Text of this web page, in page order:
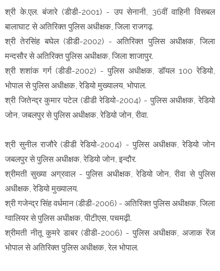
श्री के.एल. बंजारे (डीडी-2001) - उप सेनानी, 36वीं वाहिनी विसबल
बालाघाट से अतिरिक्त पुलिस अधीक्षक, जिला राजगढ़.
श्री तेरसिंह बघेल (डीडी-2002) - अतिरिक्त पुलिस अधीक्षक, जिला
मन्दसौर से अतिरिक्त पुलिस अधीक्षक, जिला शाजापुर.
श्री शशांक गर्ग (डीडी-2002) - पुलिस अधीक्षक, डॉयल 100 रेडियो,
भोपाल से पुलिस अधीक्षक, रेडियो मुख्यालय, भोपाल.
श्री जितेन्द्र कुमार पटेल (डीडी रेडियो-2004) - पुलिस अधीक्षक, रेडियो
जोन, जबलपुर से पुलिस अधीक्षक, रेडियो जोन, रीवा.
श्री सुनील राजौरे (डीडी रेडियो-2004) - पुलिस अधीक्षक, रेडियो जोन
जबलपुर से पुलिस अधीक्षक, रेडियो जोन, इन्दौर.
श्रीमती सुख्या अग्रवाल - पुलिस अधीक्षक, रेडियो जोन, रीवा से पुलिस
अधीक्षक, रेडियो मुख्यालय.
श्री गजेन्द्र सिंह वर्धमान (डीडी-2006) - अतिरिक्त पुलिस अधीक्षक, जिला
ग्वालियर से पुलिस अधीक्षक, पीटीएस, पचमढ़ी.
श्रीमती नीतू कुमरे डाबर (डीडी-2006) - पुलिस अधीक्षक, अजाक रेंज
भोपाल से अतिरिक्त पुलिस अधीक्षक, रेल भोपाल.